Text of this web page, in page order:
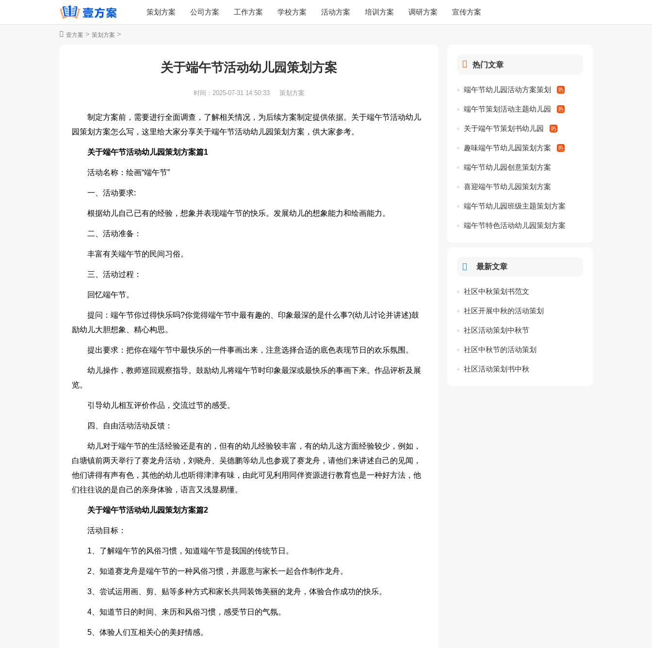
策划方案 公司方案 工作方案 学校方案 活动方案 培训方案 调研方案 宣传方案
壹方案 > 策划方案 >
关于端午节活动幼儿园策划方案
时间： 2025-07-31 14:50:33 策划方案
制定方案前，需要进行全面调查，了解相关情况，为后续方案制定提供依据。关于端午节活动幼儿
园策划方案怎么写，这里给大家分享关于端午节活动幼儿园策划方案，供大家参考。
关于端午节活动幼儿园策划方案篇1
活动名称：绘画“端午节”
一、活动要求:
根据幼儿自己已有的经验，想象并表现端午节的快乐。发展幼儿的想象能力和绘画能力。
二、活动准备：
丰富有关端午节的民间习俗。
三、活动过程：
回忆端午节。
提问：端午节你过得快乐吗?你觉得端午节中最有趣的、印象最深的是什么事?(幼儿讨论并讲述)鼓
励幼儿大胆想象、精心构思。
提出要求：把你在端午节中最快乐的一件事画出来，注意选择合适的底色表现节日的欢乐氛围。
幼儿操作，教师巡回观察指导。鼓励幼儿将端午节时印象最深或最快乐的事画下来。作品评析及展
览。
引导幼儿相互评价作品，交流过节的感受。
四、自由活动活动反馈：
幼儿对于端午节的生活经验还是有的，但有的幼儿经验较丰富，有的幼儿这方面经验较少，例如，
白塘镇前两天举行了赛龙舟活动，刘晓舟、吴德鹏等幼儿也参观了赛龙舟，请他们来讲述自己的见闻，
他们讲得有声有色，其他的幼儿也听得津津有味，由此可见利用同伴资源进行教育也是一种好方法，他
们往往说的是自己的亲身体验，语言又浅显易懂。
关于端午节活动幼儿园策划方案篇2
活动目标：
1、了解端午节的风俗习惯，知道端午节是我国的传统节日。
2、知道赛龙舟是端午节的一种风俗习惯，并愿意与家长一起合作制作龙舟。
3、尝试运用画、剪、贴等多种方式和家长共同装饰美丽的龙舟，体验合作成功的快乐。
4、知道节日的时间、来历和风俗习惯，感受节日的气氛。
5、体验人们互相关心的美好情感。
热门文章
端午节幼儿园活动方案策划
端午节策划活动主题幼儿园
关于端午节策划书幼儿园
趣味端午节幼儿园策划方案
端午节幼儿园创意策划方案
喜迎端午节幼儿园策划方案
端午节幼儿园班级主题策划方案
端午节特色活动幼儿园策划方案
最新文章
社区中秋策划书范文
社区开展中秋的活动策划
社区活动策划中秋节
社区中秋节的活动策划
社区活动策划书中秋